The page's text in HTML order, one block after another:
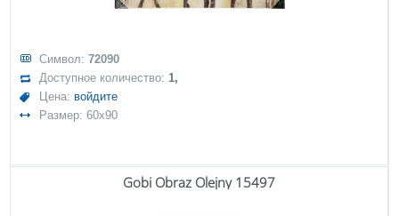
Символ:72090
Доступное количество:1,
Цена: войдите
Размер: 60x90
Gobi Obraz Olejny 15497